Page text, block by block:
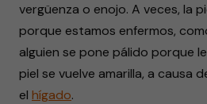
vergüenza o enojo. A veces, la
porque estamos enfermos,
alguien se pone pálido porque
piel se vuelve amarilla, a causa
el hígado.